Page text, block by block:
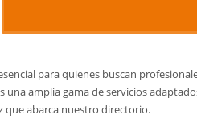
para quienes buscan
amplia gama de servicios
que abarca nuestro directorio.